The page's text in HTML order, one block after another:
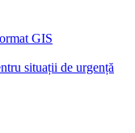
GIS
situații de urgență